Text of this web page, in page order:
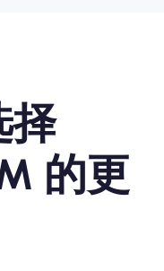
择
的更